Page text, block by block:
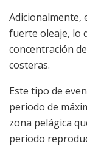
Adicionalmente,
fuerte oleaje, lo
concentración
costeras.
Este tipo de
periodo de
zona pelágica
periodo